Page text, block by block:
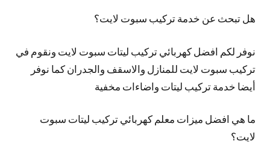
هل تبحث عن خدمة تركيب سبوت لايت؟
نوفر لكم افضل كهربائي تركيب ليتات سبوت لايت ونقوم في
تركيب سبوت لايت للمنازل والاسقف والجدران كما نوفر
أيضا خدمة تركيب ليتات واضاءات مخفية
ما هي افضل ميزات معلم كهربائي تركيب ليتات سبوت
لايت؟